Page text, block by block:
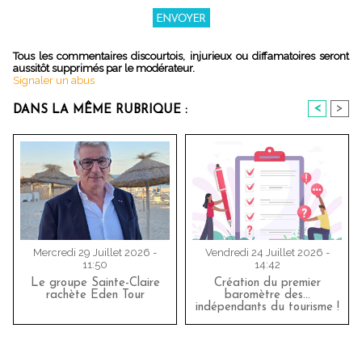
Tous les commentaires discourtois, injurieux ou diffamatoires seront
aussitôt supprimés par le modérateur.
Signaler un abus
DANS LA MÊME RUBRIQUE : < >
Mercredi 29 Juillet 2026 -
11:50
Le groupe Sainte-Claire
rachète Eden Tour
Vendredi 24 Juillet 2026 -
14:42
Création du premier
baromètre des…
indépendants du tourisme !